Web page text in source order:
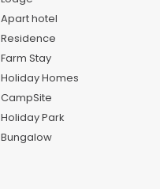
Apart hotel
Residence
Farm Stay
Holiday Homes
CampSite
Holiday Park
Bungalow